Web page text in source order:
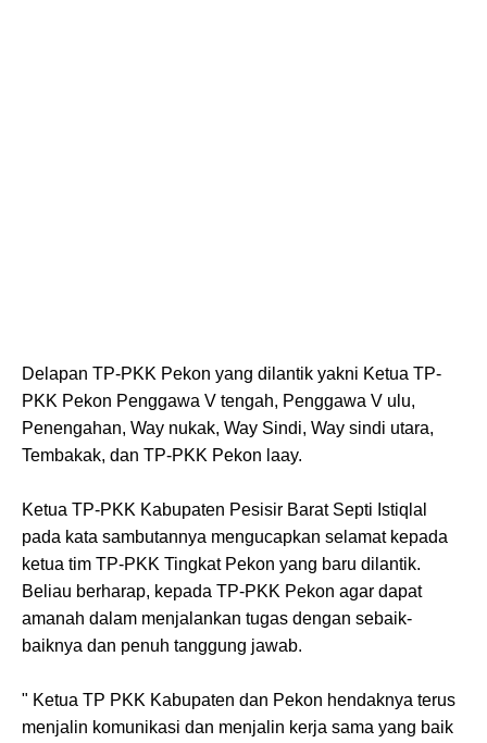
Delapan TP-PKK Pekon yang dilantik yakni Ketua TP-
PKK Pekon Penggawa V tengah, Penggawa V ulu,
Penengahan, Way nukak, Way Sindi, Way sindi utara,
Tembakak, dan TP-PKK Pekon laay.
Ketua TP-PKK Kabupaten Pesisir Barat Septi Istiqlal
pada kata sambutannya mengucapkan selamat kepada
ketua tim TP-PKK Tingkat Pekon yang baru dilantik.
Beliau berharap, kepada TP-PKK Pekon agar dapat
amanah dalam menjalankan tugas dengan sebaik-
baiknya dan penuh tanggung jawab.
" Ketua TP PKK Kabupaten dan Pekon hendaknya terus
menjalin komunikasi dan menjalin kerja sama yang baik